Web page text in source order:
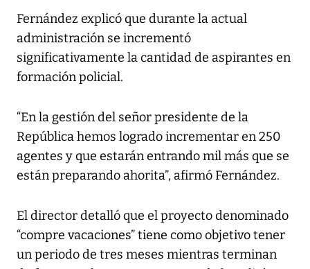
Fernández explicó que durante la actual
administración se incrementó
significativamente la cantidad de aspirantes en
formación policial.
“En la gestión del señor presidente de la
República hemos logrado incrementar en 250
agentes y que estarán entrando mil más que se
están preparando ahorita”, afirmó Fernández.
El director detalló que el proyecto denominado
“compre vacaciones” tiene como objetivo tener
un periodo de tres meses mientras terminan